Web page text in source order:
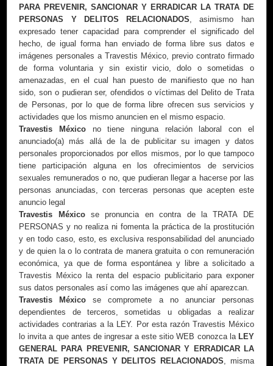
PARA PREVENIR, SANCIONAR Y ERRADICAR LA TRATA DE
PERSONAS Y DELITOS RELACIONADOS, asimismo han
expresado tener capacidad para comprender el significado del
hecho, de igual forma han enviado de forma libre sus datos e
imágenes personales a Travestis México, previo contrato firmado
de forma voluntaria y sin existir vicio, dolo o sometidas o
amenazadas, en el cual han puesto de manifiesto que no han
sido, son o pudieran ser, ofendidos o víctimas del Delito de Trata
de Personas, por lo que de forma libre ofrecen sus servicios y
actividades que los mismo anuncien en el mismo espacio.
Travestis Méxicono tiene ninguna relación laboral con el
anunciado(a) más allá de la de publicitar su imagen y datos
personales proporcionados por ellos mismos, por lo que tampoco
tiene participación alguna en los ofrecimientos de servicios
sexuales remunerados o no, que pudieran llegar a hacerse por las
personas anunciadas, con terceras personas que acepten este
anuncio legal
Travestis Méxicose pronuncia en contra de la TRATA DE
PERSONAS y no realiza ni fomenta la práctica de la prostitución
y en todo caso, esto, es exclusiva responsabilidad del anunciado
y de quien la o lo contrata de manera gratuita o con remuneración
económica, ya que de forma espontánea y libre a solicitado a
Travestis México la renta del espacio publicitario para exponer
sus datos personales así como las imágenes que ahí aparezcan.
Travestis México se compromete a no anunciar personas
dependientes de terceros, sometidas u obligadas a realizar
actividades contrarias a la LEY. Por esta razón Travestis México
lo invita a que antes de ingresar a este sitio WEB conozca la LEY
GENERAL PARA PREVENIR, SANCIONAR Y ERRADICAR LA
TRATA DE PERSONAS Y DELITOS RELACIONADOS, misma
Videos